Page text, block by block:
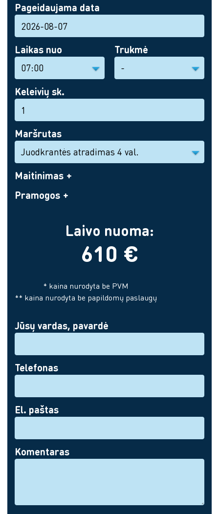
Pageidaujama data
Laikas nuo Trukmė
Keleivių sk.
Maršrutas
Maitinimas
Pramogos
Laivo nuoma:
610 €
* kaina nurodyta be PVM
** kaina nurodyta be papildomų paslaugų
Jūsų vardas, pavardė
Telefonas
El. paštas
Komentaras